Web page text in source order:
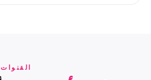
القنوات